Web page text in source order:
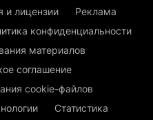
и лицензии
Реклама
конфиденциальности
материалов
соглашение
cookie-файлов
Статистика